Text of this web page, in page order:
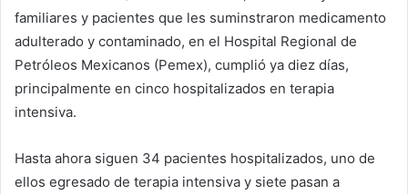
familiares y pacientes que les suminstraron medicamento
adulterado y contaminado, en el Hospital Regional de
Petróleos Mexicanos (Pemex), cumplió ya diez días,
principalmente en cinco hospitalizados en terapia
intensiva.
Hasta ahora siguen 34 pacientes hospitalizados, uno de
ellos egresado de terapia intensiva y siete pasan a